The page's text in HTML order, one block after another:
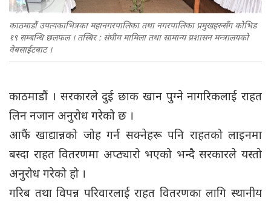
काठमाडौं उपत्यकाभित्रका महानगरपालिका तथा नगरपालिका प्रमुखहरुसँग कोभिड
१९ सम्बन्धि छलफल । तस्बिर : संघीय मामिला तथा सामान्य प्रशासन मन्त्रालयको
वेबसाईटबाट ।
काठमाडौं । सरकारले दुई छाक खान पुग्ने नागरिकलाई राहत
लिन नजान अनुरोध गरेको छ ।
आफैं खाद्यान्नको जोह गर्न सक्नेहरू पनि राहतको लाइनमा
बस्दा राहत वितरणमा अप्ठ्यारो भएको भन्दै सरकारले यस्तो
अनुरोध गरेको हो ।
गरिब तथा विपन्न परिवारलाई राहत वितरणका लागि स्थानीय